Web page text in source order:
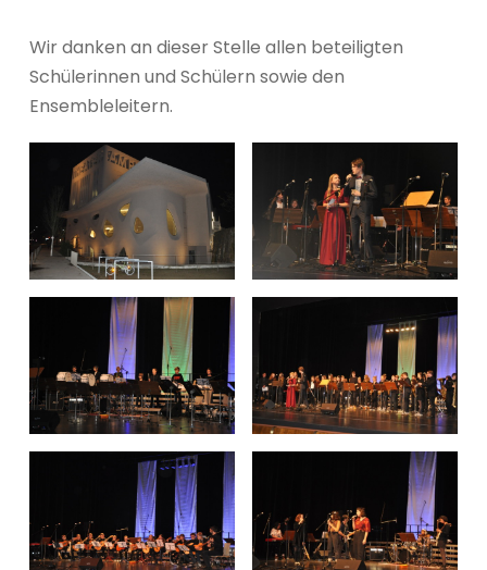
Wir danken an dieser Stelle allen beteiligten
Schülerinnen und Schülern sowie den
Ensembleleitern.